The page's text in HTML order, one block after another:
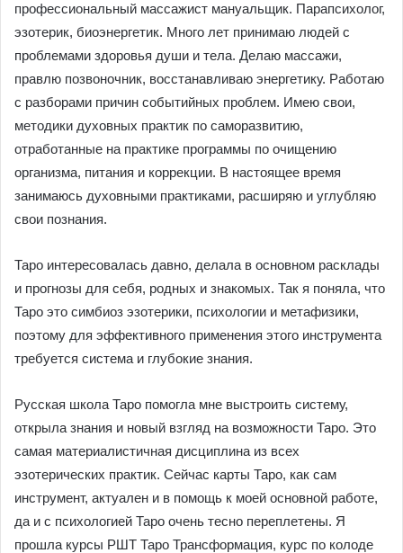
профессиональный массажист мануальщик. Парапсихолог,
эзотерик, биоэнергетик. Много лет принимаю людей с
проблемами здоровья души и тела. Делаю массажи,
правлю позвоночник, восстанавливаю энергетику. Работаю
с разборами причин событийных проблем. Имею свои,
методики духовных практик по саморазвитию,
отработанные на практике программы по очищению
организма, питания и коррекции. В настоящее время
занимаюсь духовными практиками, расширяю и углубляю
свои познания.
Таро интересовалась давно, делала в основном расклады
и прогнозы для себя, родных и знакомых. Так я поняла, что
Таро это симбиоз эзотерики, психологии и метафизики,
поэтому для эффективного применения этого инструмента
требуется система и глубокие знания.
Русская школа Таро помогла мне выстроить систему,
открыла знания и новый взгляд на возможности Таро. Это
самая материалистичная дисциплина из всех
эзотерических практик. Сейчас карты Таро, как сам
инструмент, актуален и в помощь к моей основной работе,
да и с психологией Таро очень тесно переплетены. Я
прошла курсы РШТ Таро Трансформация, курс по колоде